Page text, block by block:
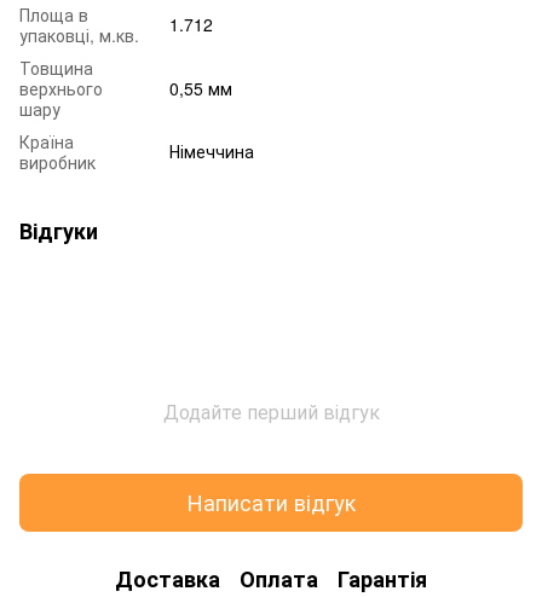
Площа в
упаковці, м.кв.
1.712
Товщина
верхнього
шару
0,55 мм
Країна
виробник
Німеччина
Відгуки
Додайте перший відгук
Написати відгук
Доставка Оплата Гарантія